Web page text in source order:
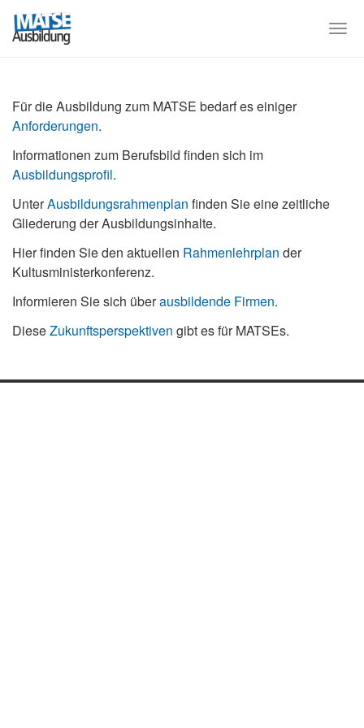
main
Für die Ausbildung zum MATSE bedarf es einiger
Anforderungen.
Informationen zum Berufsbild finden sich im
Ausbildungsprofil.
UnterAusbildungsrahmenplan finden Sie eine zeitliche
Gliederung der Ausbildungsinhalte.
Hier finden Sie den aktuellen Rahmenlehrplan der
Kultusministerkonferenz.
Informieren Sie sich überausbildende Firmen.
DieseZukunftsperspektiven gibt es für MATSEs.